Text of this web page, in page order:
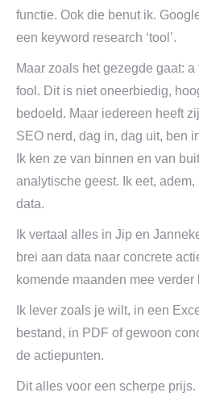
functie. Ook die benut ik.
een keyword research ‘tool’.
Maar zoals het gezegde gaat:
fool. Dit is niet oneerbiedig,
bedoeld. Maar iedereen heeft
SEO nerd, dag in, dag uit, ben
Ik ken ze van binnen en van
analytische geest. Ik eet,
data.
Ik vertaal alles in Jip en
brei aan data naar concrete
komende maanden mee verder
Ik lever zoals je wilt, in een
bestand, in PDF of gewoon
de actiepunten.
Dit alles voor een scherpe